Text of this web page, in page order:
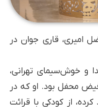
امیری، قاری جوان در
و خوش‌سیمای تهرانی،
محفل بود. او که در
از کودکی با قرائت